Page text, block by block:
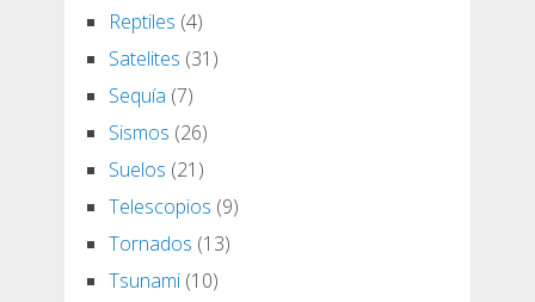
Reptiles (4)
Satelites (31)
Sequía (7)
Sismos (26)
Suelos (21)
Telescopios (9)
Tornados (13)
Tsunami(10)